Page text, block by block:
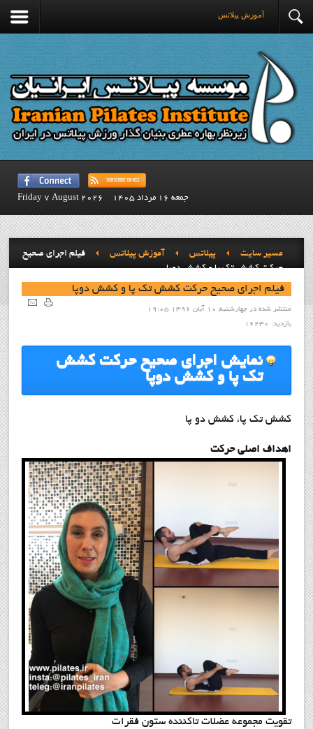
آموزش پيلاتس
جمعه 16 مرداد 1405 Friday 7 August 2026
مسیر سایت پيلاتس آموزش پيلاتس
فيلم اجراي صحيح
حرکت کشش تک پا و کشش دوپا
فيلم اجراي صحيح حرکت کشش تک پا و کشش دوپا
منتشر شده در چهارشنبه, 10 آبان 1396 19:05
بازدید: 16230
نمايش اجراي صحيح حرکت کشش
تک پا و کشش دوپا
كشش تك پا، كشش دو پا
اهداف اصلي حركت
تقويت مجموعه عضلات تاكننده ستون فقرات